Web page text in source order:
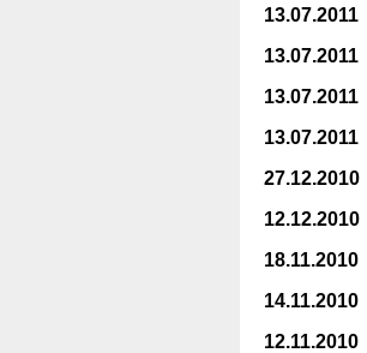
13.07.2011
13.07.2011
13.07.2011
13.07.2011
27.12.2010
12.12.2010
18.11.2010
14.11.2010
12.11.2010